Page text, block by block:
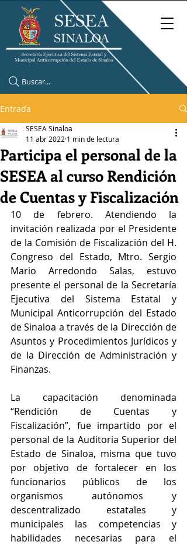
Buscar...
Entrada
Participa el personal de la
SESEA al curso Rendición
de Cuentas y Fiscalización
SESEA Sinaloa
11 abr 2022 1 min de lectura
10 de febrero. Atendiendo la
invitación realizada por el Presidente
de la Comisión de Fiscalización del H.
Congreso del Estado, Mtro. Sergio
Mario Arredondo Salas, estuvo
presente el personal de la Secretaría
Ejecutiva del Sistema Estatal y
Municipal Anticorrupción del Estado
de Sinaloa a través de la Dirección de
Asuntos y Procedimientos Jurídicos y
de la Dirección de Administración y
Finanzas.
La capacitación denominada
“Rendición de Cuentas y
Fiscalización”, fue impartido por el
personal de la Auditoria Superior del
Estado de Sinaloa, misma que tuvo
por objetivo de fortalecer en los
funcionarios públicos de los
organismos autónomos y
descentralizado estatales y
municipales las competencias y
habilidades necesarias para el